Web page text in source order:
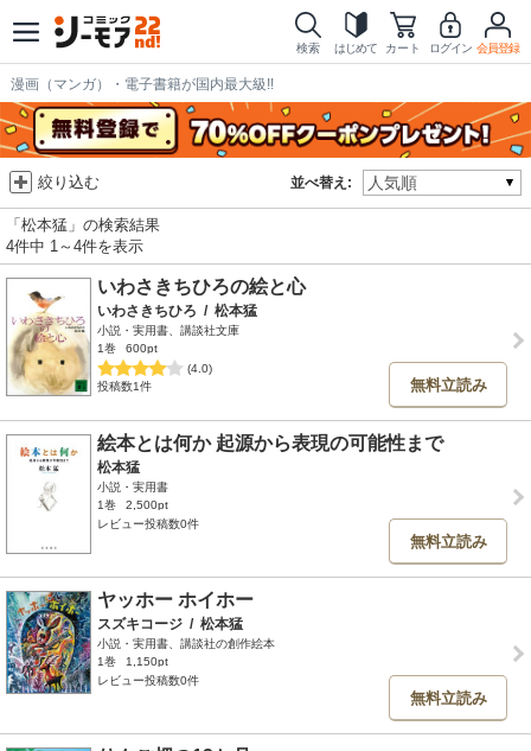
検索 はじめて カート ログイン 会員登録
漫画（マンガ）・電子書籍が国内最大級!!
並べ替え:
絞り込む
「松本猛」の検索結果
4件中 1～4件を表示
いわさきちひろの絵と心
いわさきちひろ / 松本猛
小説・実用書、講談社文庫
1巻
600pt
(4.0)
投稿数1件
無料立読み
絵本とは何か 起源から表現の可能性まで
松本猛
小説・実用書
1巻
2,500pt
レビュー投稿数0件
無料立読み
ヤッホー ホイホー
スズキコージ / 松本猛
小説・実用書、講談社の創作絵本
1巻
1,150pt
レビュー投稿数0件
無料立読み